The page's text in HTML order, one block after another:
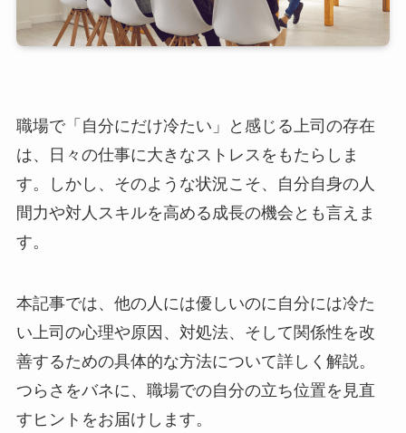
職場で「自分にだけ冷たい」と感じる上司の存在
は、日々の仕事に大きなストレスをもたらしま
す。しかし、そのような状況こそ、自分自身の人
間力や対人スキルを高める成長の機会とも言えま
す。
本記事では、他の人には優しいのに自分には冷た
い上司の心理や原因、対処法、そして関係性を改
善するための具体的な方法について詳しく解説。
つらさをバネに、職場での自分の立ち位置を見直
すヒントをお届けします。